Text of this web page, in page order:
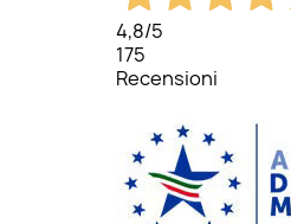
4,8/5
175
Recensioni